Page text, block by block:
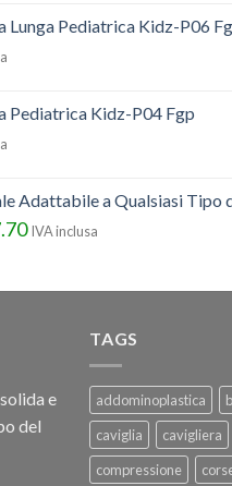
Lunga Pediatrica Kidz-P06
Pediatrica Kidz-P04 Fgp
Adattabile a Qualsiasi Tipo
IVA inclusa
e
del
TAGS
addominoplastica
caviglia
cavigliera
compressione